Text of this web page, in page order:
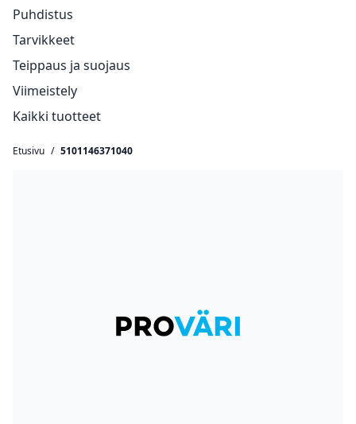
Puhdistus
Tarvikkeet
Teippaus ja suojaus
Viimeistely
Kaikki tuotteet
Etusivu / 5101146371040